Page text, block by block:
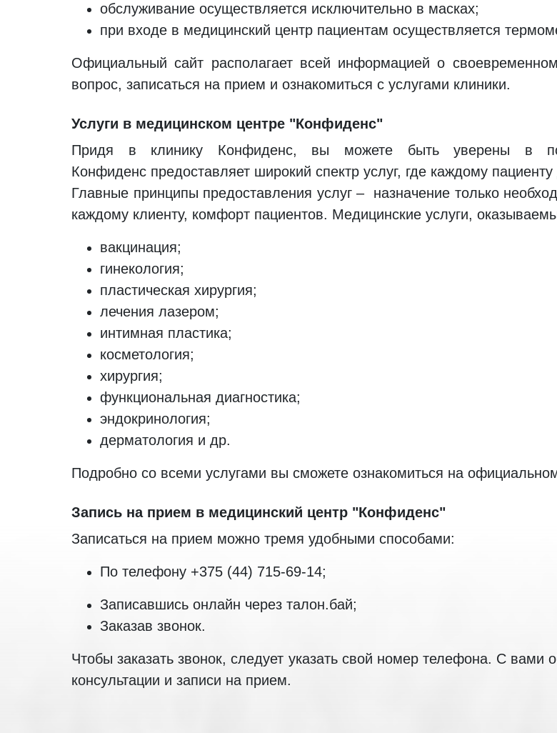
обслуживание осуществляется исключительно в масках;
при входе в медицинский центр пациентам осуществляется
Официальный сайт располагает всей информацией о
вопрос, записаться на прием и ознакомиться с услугами клиники.
Услуги в медицинском центре "Конфиденс"
Придя в клинику Конфиденс, вы можете быть уверены в
Конфиденс предоставляет широкий спектр услуг, где каждому
Главные принципы предоставления услуг – назначение только
каждому клиенту, комфорт пациентов. Медицинские услуги,
вакцинация;
гинекология;
пластическая хирургия;
лечения лазером;
интимная пластика;
косметология;
хирургия;
функциональная диагностика;
эндокринология;
дерматология и др.
Подробно со всеми услугами вы сможете ознакомиться на
Запись на прием в медицинский центр "Конфиденс"
Записаться на прием можно тремя удобными способами:
По телефону +375 (44) 715-69-14;
Записавшись онлайн через талон.бай;
Заказав звонок.
Чтобы заказать звонок, следует указать свой номер телефона. С вами
консультации и записи на прием.